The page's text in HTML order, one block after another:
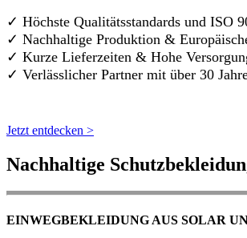
✓ Höchste Qualitätsstandards und ISO
✓ Nachhaltige Produktion &
✓ Kurze Lieferzeiten & Hohe
✓ Verlässlicher Partner mit über 30
Jetzt entdecken >
Nachhaltige
EINWEGBEKLEIDUNG AUS SOLAR